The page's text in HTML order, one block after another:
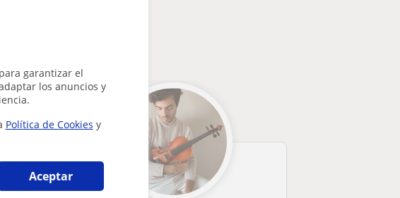
garantizar el
los anuncios y
Política de Cookies y
Aceptar